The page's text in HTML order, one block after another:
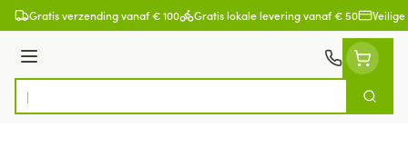
Ga naar de inhoud
Gratis verzending vanaf € 100 Gratis lokale levering vanaf € 50
Menu
Product, merk, categorie...
Zoek